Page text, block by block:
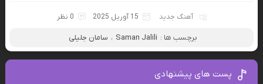
آهنگ جدید 15 آوریل 2025 0 نظر
برچسب ها : Saman Jalili ، سامان جلیلی
پست های پیشنهادی